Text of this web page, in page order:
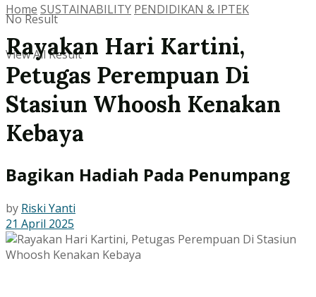
No Result
View All Result
Home SUSTAINABILITY PENDIDIKAN & IPTEK
Rayakan Hari Kartini,
Petugas Perempuan Di
Stasiun Whoosh Kenakan
Kebaya
Bagikan Hadiah Pada Penumpang
by Riski Yanti
21 April 2025